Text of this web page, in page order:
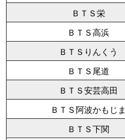
ＢＴＳ栄
ＢＴＳ高浜
ＢＴＳりんくう
ＢＴＳ尾道
ＢＴＳ安芸高田
ＢＴＳ阿波かもじま
ＢＴＳ下関